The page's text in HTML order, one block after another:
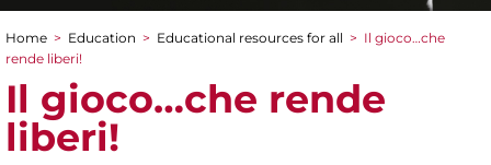
You are here
Home > Education > Educational resources for all > Il gioco…che
rende liberi!
Il gioco…che rende
liberi!